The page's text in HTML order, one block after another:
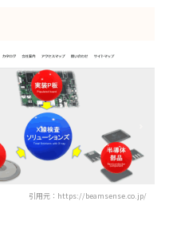
引用元：https://beamsense.co.jp/